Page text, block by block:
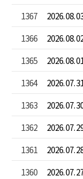
1367
2026. 08.
1366
2026. 08.
1365
2026. 08.
1364
2026. 07.
1363
2026. 07.
1362
2026. 07.
1361
2026. 07.
1360
2026. 07.